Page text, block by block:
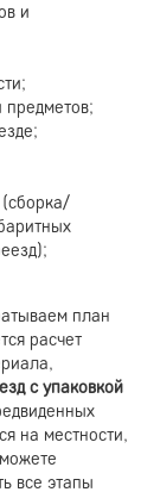
и
предметов;
(сборка/
план
расчет
с упаковкой
на местности,
все этапы